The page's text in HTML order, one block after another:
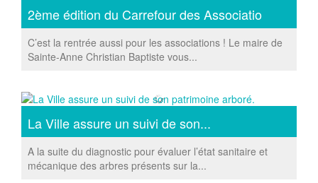
2ème édition du Carrefour des Associatio
C’est la rentrée aussi pour les associations ! Le maire de
Sainte-Anne Christian Baptiste vous...
La Ville assure un suivi de son...
A la suite du diagnostic pour évaluer l’état sanitaire et
mécanique des arbres présents sur la...